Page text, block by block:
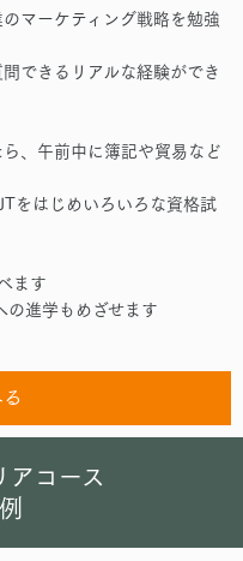
マーケティング戦略を勉強
できるリアルな経験ができ
、午前中に簿記や貿易など
をはじめいろいろな資格試
ます
の進学もめざせます
アコース